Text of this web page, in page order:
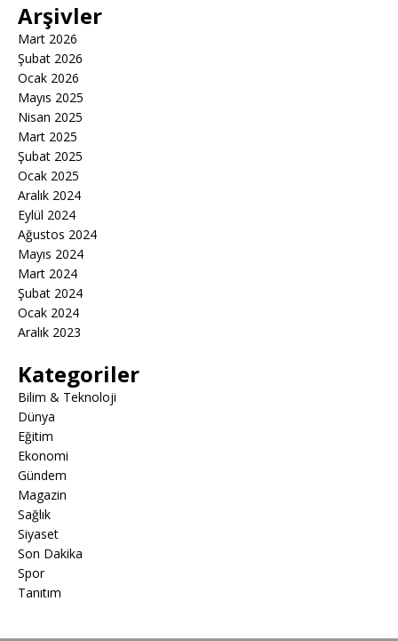
Arşivler
Mart 2026
Şubat 2026
Ocak 2026
Mayıs 2025
Nisan 2025
Mart 2025
Şubat 2025
Ocak 2025
Aralık 2024
Eylül 2024
Ağustos 2024
Mayıs 2024
Mart 2024
Şubat 2024
Ocak 2024
Aralık 2023
Kategoriler
Bilim & Teknoloji
Dünya
Eğitim
Ekonomi
Gündem
Magazin
Sağlık
Siyaset
Son Dakika
Spor
Tanıtım